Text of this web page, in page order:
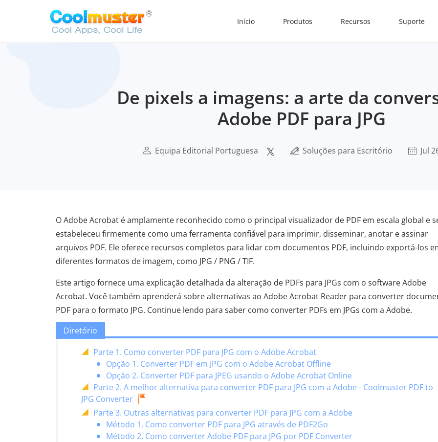
Início Produtos Recursos Suporte
De pixels a imagens: a arte da
Adobe PDF para JPG
Equipa Editorial Portuguesa Soluções para Escritório Jul
O Adobe Acrobat é amplamente reconhecido como o principal visualizador de PDF em escala global e
estabeleceu firmemente como uma ferramenta confiável para imprimir, disseminar, anotar e assinar
arquivos PDF. Ele oferece recursos completos para lidar com documentos PDF, incluindo exportá-los
diferentes formatos de imagem, como JPG / PNG / TIF.
Este artigo fornece uma explicação detalhada da alteração de PDFs para JPGs com o software Adobe
Acrobat. Você também aprenderá sobre alternativas ao Adobe Acrobat Reader para converter
PDF para o formato JPG. Continue lendo para saber como converter PDFs em JPGs com a Adobe.
Diretório
Parte 1. Como converter PDF para JPG com o Adobe Acrobat
Opção 1. Converter PDF em JPG com o Adobe Acrobat Offline
Opção 2. Converter PDF para JPEG usando o Adobe Acrobat Online
Parte 2. A melhor alternativa para converter PDF para JPG com a Adobe - Coolmuster PDF to
JPG Converter
Parte 3. Outras alternativas para converter PDF para JPG com a Adobe
Método 1. Como converter PDF para JPG através de PDF2Go
Método 2. Como converter Adobe PDF para JPG por PDF Converter